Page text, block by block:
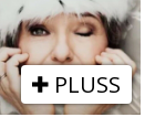
PLUSS